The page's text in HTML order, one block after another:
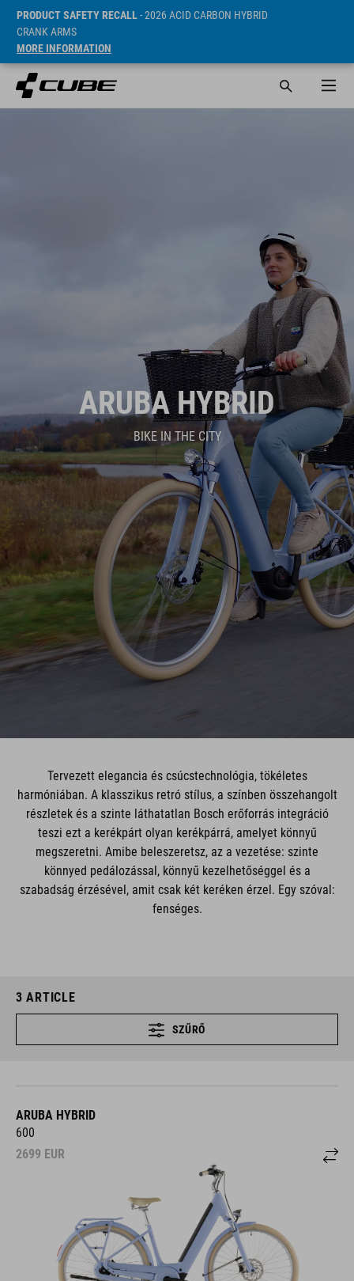
PRODUCT SAFETY RECALL- 2026 ACID CARBON HYBRID
CRANK ARMS
MORE INFORMATION
ARUBA HYBRID
BIKE IN THE CITY
Tervezett elegancia és csúcstechnológia, tökéletes
harmóniában. A klasszikus retró stílus, a színben összehangolt
részletek és a szinte láthatatlan Bosch erőforrás integráció
teszi ezt a kerékpárt olyan kerékpárrá, amelyet könnyű
megszeretni. Amibe beleszeretsz, az a vezetése: szinte
könnyed pedálozással, könnyű kezelhetőséggel és a
szabadság érzésével, amit csak két keréken érzel. Egy szóval:
fenséges.
3 ARTICLE
SZŰRŐ
ARUBA HYBRID
600
2699 EUR